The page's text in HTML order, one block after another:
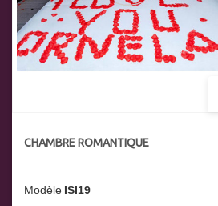
CHAMBRE ROMANTIQUE
Modèle ISI19